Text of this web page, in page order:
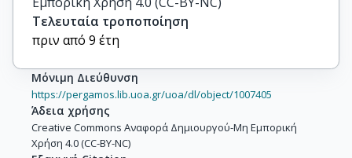
Τελευταία τροποποίηση
πριν από 9 έτη
Μόνιμη Διεύθυνση
https://pergamos.lib.uoa.gr/uoa/dl/object/1007405
Άδεια χρήσης
Creative Commons Αναφορά Δημιουργού-Μη Εμπορική
Χρήση 4.0 (CC-BY-NC)